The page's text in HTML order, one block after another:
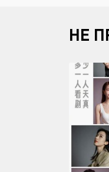
НЕ